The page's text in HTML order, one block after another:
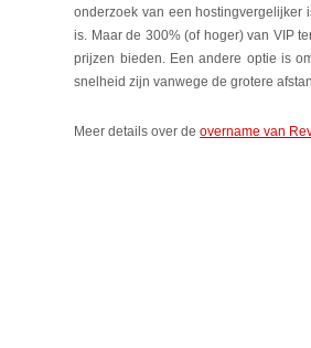
onderzoek van een
is. Maar de 300% (of hoger) van VIP
prijzen bieden. Een andere optie is
snelheid zijn vanwege de grotere
Meer details over deovername van